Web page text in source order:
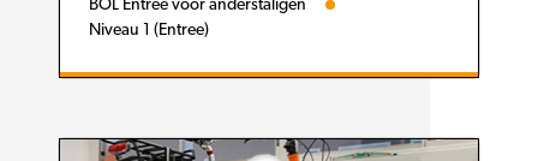
BOL Entree voor anderstaligen
Niveau 1 (Entree)